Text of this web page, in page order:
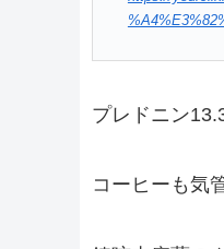
プレドニン
コーヒーも気